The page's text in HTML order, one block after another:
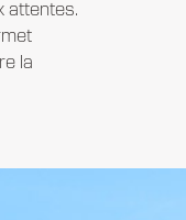
attentes.
la